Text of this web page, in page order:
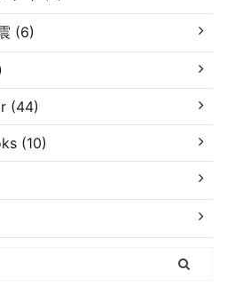
(6)
(44)
(10)